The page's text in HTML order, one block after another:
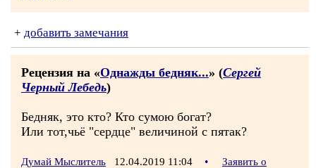
+ добавить замечания
Рецензия на «Однажды бедняк...» (Сергей
Черный Лебедь)
Бедняк, это кто? Кто сумою богат?
Или тот,чьё "сердце" величиной с пятак?
Думай Мыслитель 12.04.2019 11:04 •
Заявить о